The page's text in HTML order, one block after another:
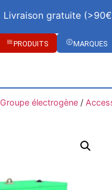
Livraison gratuite
PRODUITS MARQUES
Groupe électrogène/